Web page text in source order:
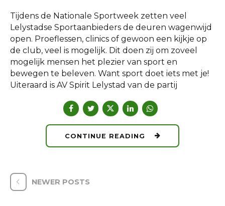
Tijdens de Nationale Sportweek zetten veel
Lelystadse Sportaanbieders de deuren wagenwijd
open. Proeflessen, clinics of gewoon een kijkje op
de club, veel is mogelijk. Dit doen zij om zoveel
mogelijk mensen het plezier van sport en
bewegen te beleven. Want sport doet iets met je!
Uiteraard is AV Spirit Lelystad van de partij
CONTINUE READING
NEWER POSTS